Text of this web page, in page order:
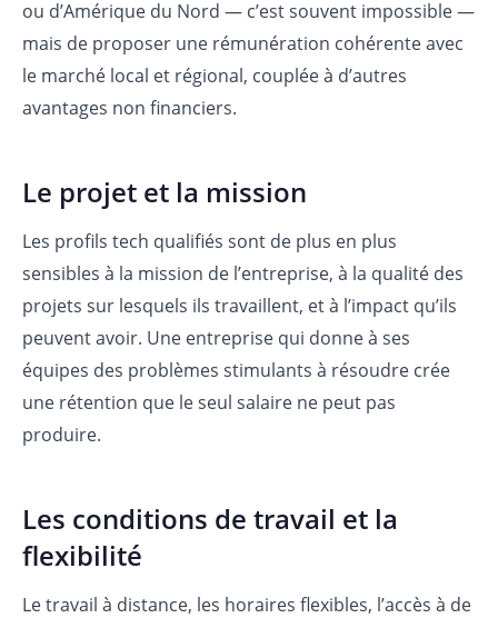
ou d’Amérique du Nord — c’est souvent impossible —
mais de proposer une rémunération cohérente avec
le marché local et régional, couplée à d’autres
avantages non financiers.
Le projet et la mission
Les profils tech qualifiés sont de plus en plus
sensibles à la mission de l’entreprise, à la qualité des
projets sur lesquels ils travaillent, et à l’impact qu’ils
peuvent avoir. Une entreprise qui donne à ses
équipes des problèmes stimulants à résoudre crée
une rétention que le seul salaire ne peut pas
produire.
Les conditions de travail et la
flexibilité
Le travail à distance, les horaires flexibles, l’accès à de